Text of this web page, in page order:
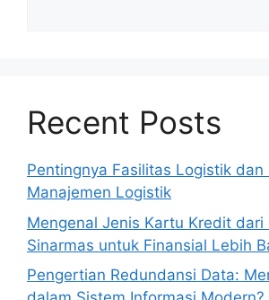
Recent Posts
Pentingnya Fasilitas Logistik dan
Manajemen Logistik
Mengenal Jenis Kartu Kredit dari
Sinarmas untuk Finansial Lebih
Pengertian Redundansi Data: